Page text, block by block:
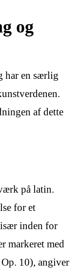
og
har en særlig
af dette
på latin.
for et
inden for
markeret med
10), angiver